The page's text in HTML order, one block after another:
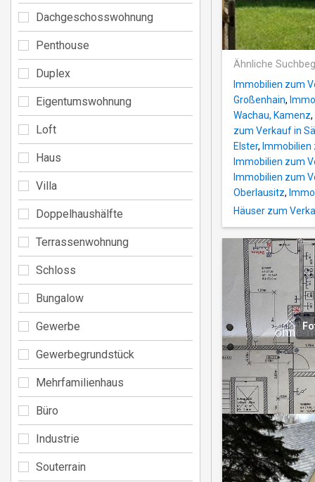
Ähnliche
Immobilien zum
Großenhain,
Wachau, Kamenz,
zum Verkauf in
Elster,
Immobilien zum
Immobilien zum
Oberlausitz,
Häuser zum
Dachgeschosswohnung
Penthouse
Duplex
Eigentumswohnung
Loft
Haus
Villa
Doppelhaushälfte
Terrassenwohnung
Schloss
Bungalow
Gewerbe
Gewerbegrundstück
Mehrfamilienhaus
Büro
Industrie
Souterrain